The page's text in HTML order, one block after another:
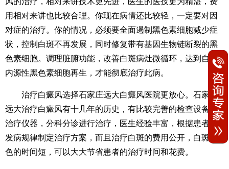
用相对来讲也比较合理。你现在病情还比较轻，一定要对因
对症的治疗。你的情况，必须要全面遏制黑色素细胞减少症
状，控制白斑不再发展，同时修复带有基因生物链断裂的黑
色素细胞。调理脏腑功能，改善白斑病灶微循环，达到自身
内源性黑色素细胞再生，才能彻底治疗此病。
治疗白癜风选择石家庄远大白癜风医院更放心。石家庄
远大治疗白癜风有十几年的历史，有比较完善的检查设备和
治疗仪器，分科分诊进行治疗，医生经验丰富，根据患者的
发病规律制定治疗方案，而且治疗白斑的费用公开，白斑复
色的时间短，可以大大节省患者的治疗时间和花费。